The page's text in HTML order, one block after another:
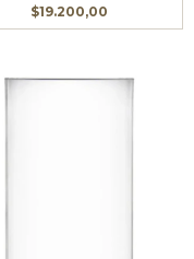
$19.200,00